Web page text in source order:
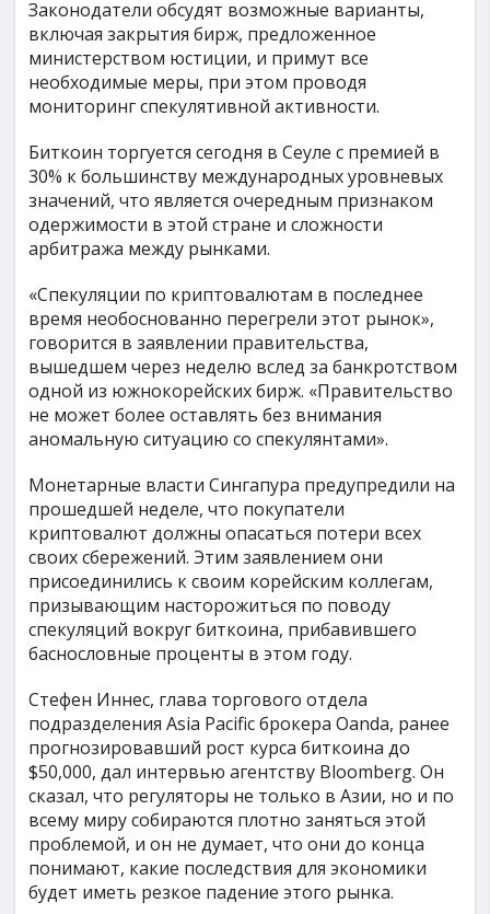
Законодатели обсудят возможные варианты,
включая закрытия бирж, предложенное
министерством юстиции, и примут все
необходимые меры, при этом проводя
мониторинг спекулятивной активности.
Биткоин торгуется сегодня в Сеуле с премией в
30% к большинству международных уровневых
значений, что является очередным признаком
одержимости в этой стране и сложности
арбитража между рынками.
«Спекуляции по криптовалютам в последнее
время необоснованно перегрели этот рынок»,
говорится в заявлении правительства,
вышедшем через неделю вслед за банкротством
одной из южнокорейских бирж. «Правительство
не может более оставлять без внимания
аномальную ситуацию со спекулянтами».
Монетарные власти Сингапура предупредили на
прошедшей неделе, что покупатели
криптовалют должны опасаться потери всех
своих сбережений. Этим заявлением они
присоединились к своим корейским коллегам,
призывающим насторожиться по поводу
спекуляций вокруг биткоина, прибавившего
баснословные проценты в этом году.
Стефен Иннес, глава торгового отдела
подразделения Asia Pacific брокера Oanda, ранее
прогнозировавший рост курса биткоина до
$50,000, дал интервью агентству Bloomberg. Он
сказал, что регуляторы не только в Азии, но и по
всему миру собираются плотно заняться этой
проблемой, и он не думает, что они до конца
понимают, какие последствия для экономики
будет иметь резкое падение этого рынка.